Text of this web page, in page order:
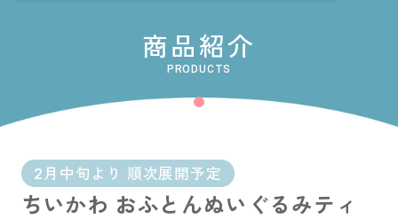
よくある質問
会社概要
採用情報
商品紹介
PRODUCTS
2月中旬より 順次展開予定
ちいかわ おふとんぬいぐるみティ